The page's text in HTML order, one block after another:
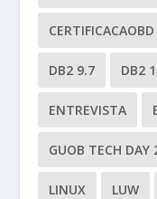
CERTIFICACAOBD
DB2 9.7 DB2
ENTREVISTA
GUOB TECH DAY
LINUX LUW